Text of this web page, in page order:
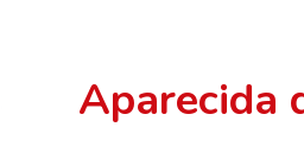
Aparecida